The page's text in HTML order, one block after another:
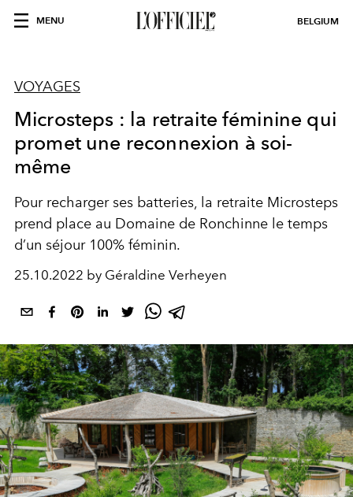
MENU BELGIUM
VOYAGES
Microsteps : la retraite féminine qui
promet une reconnexion à soi-
même
Pour recharger ses batteries, la retraite Microsteps
prend place au Domaine de Ronchinne le temps
d’un séjour 100% féminin.
25.10.2022 by Géraldine Verheyen